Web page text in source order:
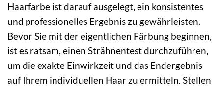
Haarfarbe ist darauf ausgelegt, ein konsistentes
und professionelles Ergebnis zu gewährleisten.
Bevor Sie mit der eigentlichen Färbung beginnen,
ist es ratsam, einen Strähnentest durchzuführen,
um die exakte Einwirkzeit und das Endergebnis
auf Ihrem individuellen Haar zu ermitteln. Stellen